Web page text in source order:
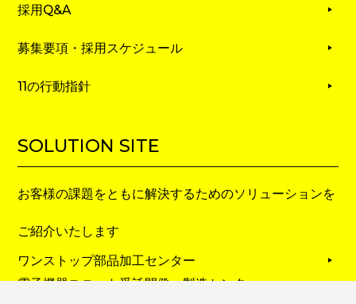
採用Q&A
募集要項・採用スケジュール
11の行動指針
SOLUTION SITE
お客様の課題をともに解決するためのソリューションを
ご紹介いたします
ワンストップ部品加工センター
電子機器ユニット受託開発・製造センター